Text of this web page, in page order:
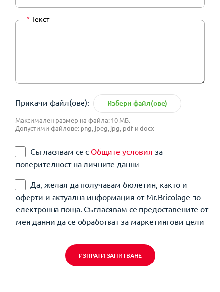
* Текст
Прикачи файл(ове): Избери файл(ове)
Максимален размер на файла: 10 МБ.
Допустими файлове: png, jpeg, jpg, pdf и docx
Съгласявам се с Общите условия за
поверителност на личните данни
Да, желая да получавам бюлетин, както и
оферти и актуална информация от Mr.Bricolage по
електронна поща. Съгласявам се предоставените от
мен данни да се обработват за маркетингови цели
ИЗПРАТИ ЗАПИТВАНЕ